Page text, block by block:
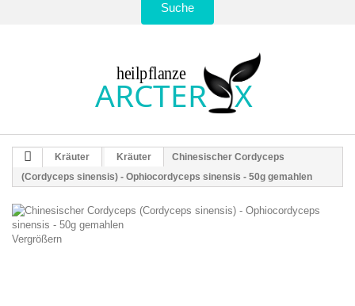
Suche
Kräuter Kräuter
Chinesischer Cordyceps
(Cordyceps sinensis) - Ophiocordyceps sinensis - 50g gemahlen
Vergrößern